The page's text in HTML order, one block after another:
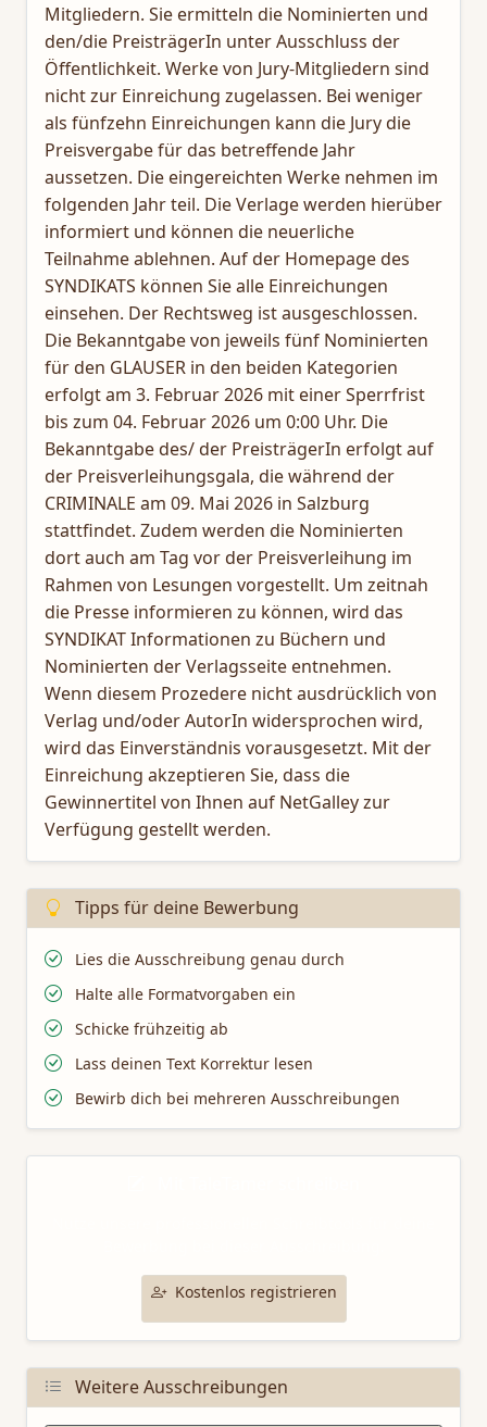
Mitgliedern. Sie ermitteln die Nominierten und
den/die PreisträgerIn unter Ausschluss der
Öffentlichkeit. Werke von Jury-Mitgliedern sind
nicht zur Einreichung zugelassen. Bei weniger
als fünfzehn Einreichungen kann die Jury die
Preisvergabe für das betreffende Jahr
aussetzen. Die eingereichten Werke nehmen im
folgenden Jahr teil. Die Verlage werden hierüber
informiert und können die neuerliche
Teilnahme ablehnen. Auf der Homepage des
SYNDIKATS können Sie alle Einreichungen
einsehen. Der Rechtsweg ist ausgeschlossen.
Die Bekanntgabe von jeweils fünf Nominierten
für den GLAUSER in den beiden Kategorien
erfolgt am 3. Februar 2026 mit einer Sperrfrist
bis zum 04. Februar 2026 um 0:00 Uhr. Die
Bekanntgabe des/ der PreisträgerIn erfolgt auf
der Preisverleihungsgala, die während der
CRIMINALE am 09. Mai 2026 in Salzburg
stattfindet. Zudem werden die Nominierten
dort auch am Tag vor der Preisverleihung im
Rahmen von Lesungen vorgestellt. Um zeitnah
die Presse informieren zu können, wird das
SYNDIKAT Informationen zu Büchern und
Nominierten der Verlagsseite entnehmen.
Wenn diesem Prozedere nicht ausdrücklich von
Verlag und/oder AutorIn widersprochen wird,
wird das Einverständnis vorausgesetzt. Mit der
Einreichung akzeptieren Sie, dass die
Gewinnertitel von Ihnen auf NetGalley zur
Verfügung gestellt werden.
Tipps für deine Bewerbung
Lies die Ausschreibung genau durch
Halte alle Formatvorgaben ein
Schicke frühzeitig ab
Lass deinen Text Korrektur lesen
Bewirb dich bei mehreren Ausschreibungen
Kostenlos registrieren
Weitere Ausschreibungen